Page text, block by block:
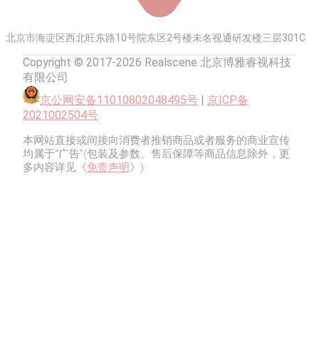
北京市海淀区西北旺东路10号院东区2号楼未名视通研发楼三层301C
Copyright © 2017-2026 Realscene 北京博雅睿视科技
有限公司
京公网安备11010802048495号 | 京ICP备
2021002504号
本网站直接或间接向消费者推销商品或者服务的商业宣传
均属于“广告”(包装及参数、售后保障等商品信息除外，更
多内容详见《免责声明》)